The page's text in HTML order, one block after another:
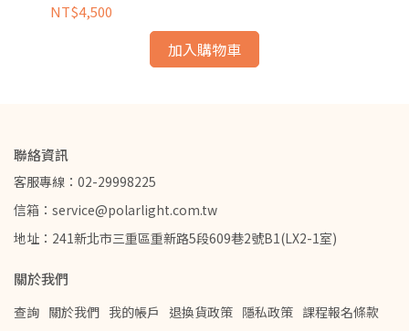
NT$4,500
加入購物車
聯絡資訊
客服專線：02-29998225
信箱：service@polarlight.com.tw
地址：241新北市三重區重新路5段609巷2號B1(LX2-1室)
關於我們
查詢 關於我們 我的帳戶 退換貨政策 隱私政策 課程報名條款